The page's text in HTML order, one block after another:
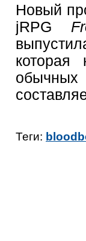
Новый
jRPG
которая
обычных
Теги: